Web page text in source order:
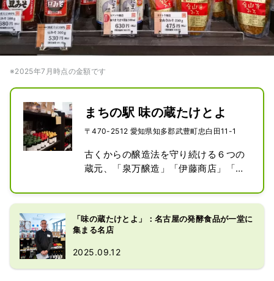
※2025年7月時点の金額です
まちの駅 味の蔵たけとよ
〒470-2512 愛知県知多郡武豊町忠白田11-1
古くからの醸造法を守り続ける６つの
蔵元、「泉万醸造」「伊藤商店」「丸
造」「南蔵商店」の、味噌・たまりを
味噌蔵のまちの散策をして醸造の歴史
商品をぜひお土産にどうぞ。
「味の蔵たけとよ」：名古屋の発酵食品が一堂に
集まる名店
2025.09.12